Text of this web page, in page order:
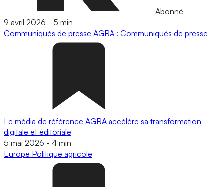
Abonné
9 avril 2026 - 5 min
Communiqués de presse AGRA : Communiqués de presse
Le média de référence AGRA accélère sa transformation
digitale et éditoriale
5 mai 2026 - 4 min
Europe Politique agricole